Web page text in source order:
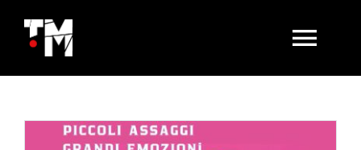
contenuto